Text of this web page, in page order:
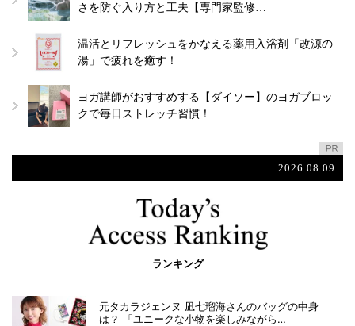
さを防ぐ入り方と工夫【専門家監修…
温活とリフレッシュをかなえる薬用入浴剤「改源の
湯」で疲れを癒す！
ヨガ講師がおすすめする【ダイソー】のヨガブロッ
クで毎日ストレッチ習慣！
2026.08.09
ランキング
元タカラジェンヌ 凪七瑠海さんのバッグの中身
は？ 「ユニークな小物を楽しみながら…